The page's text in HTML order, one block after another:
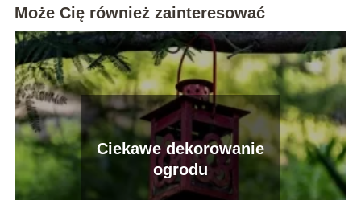
Może Cię również zainteresować
Ciekawe dekorowanie
ogrodu